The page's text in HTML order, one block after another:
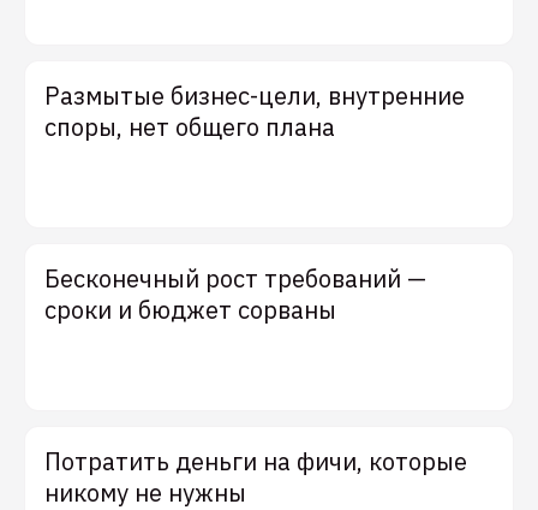
Размытые бизнес-цели, внутренние
споры, нет общего плана
Бесконечный рост требований —
сроки и бюджет сорваны
Потратить деньги на фичи, которые
никому не нужны